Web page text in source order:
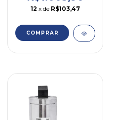
12 x de R$103,47
COMPRAR